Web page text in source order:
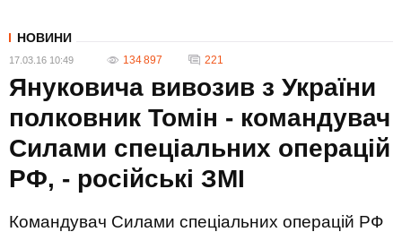
НОВИНИ
17.03.16 10:49 134 897 221
Януковича вивозив з України
полковник Томін - командувач
Силами спеціальних операцій
РФ, - російські ЗМІ
Командувач Силами спеціальних операцій РФ